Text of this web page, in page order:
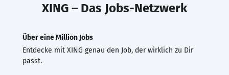
XING – Das Jobs-Netzwerk
Über eine Million Jobs
Entdecke mit XING genau den Job, der wirklich zu Dir
passt.